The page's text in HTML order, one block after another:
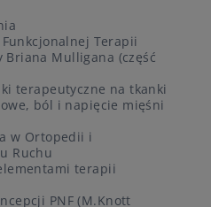
Terapii
Mulligana (część
terapeutyczne na tkanki
ból i napięcie mięśni
w Ortopedii i
Ruchu
terapii
PNF (M.Knott